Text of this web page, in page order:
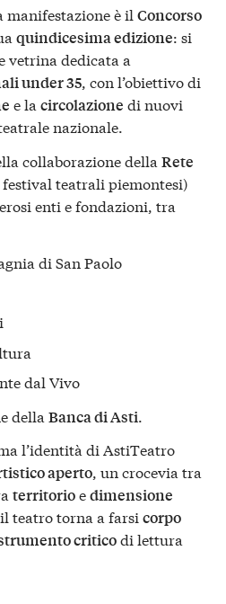
manifestazione è il Concorso
quindicesima edizione: si
vetrina dedicata a
under 35, con l’obiettivo di
e la circolazione di nuovi
nazionale.
collaborazione della Rete
teatrali piemontesi)
enti e fondazioni, tra
di San Paolo
dal Vivo
della Banca di Asti.
l’identità di AstiTeatro
aperto, un crocevia tra
territorioedimensione
teatro torna a farsi corpo
criticodi lettura